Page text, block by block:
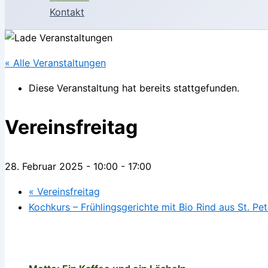
Kontakt
« Alle Veranstaltungen
Diese Veranstaltung hat bereits stattgefunden.
Vereinsfreitag
28. Februar 2025 - 10:00 - 17:00
« Vereinsfreitag
Kochkurs – Frühlingsgerichte mit Bio Rind aus St.